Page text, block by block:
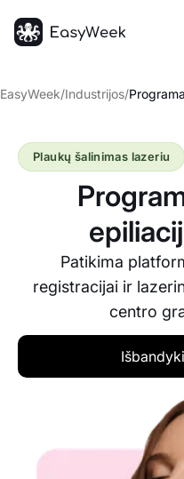
EasyWeek/Industrijos/
Patikima
registracijai ir
centro
Plaukų šalinimas lazeriu